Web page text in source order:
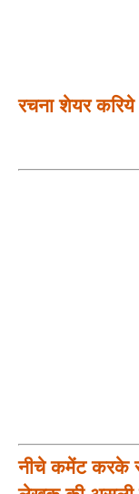
रचना शेयर करिये
नीचे कमेंट करके